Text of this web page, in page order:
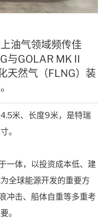
油气领域频传佳
与GOLAR MK II
天然气（FLNG）装
米、长度9米，是特瑞
。
一体，以投资成本低、建
全球能源开发的重要方
冲击、船体自重等多重考
。